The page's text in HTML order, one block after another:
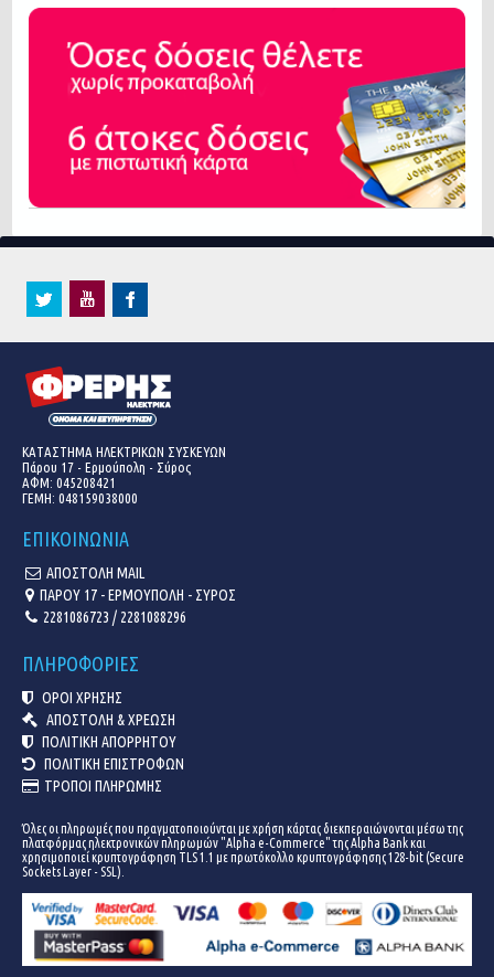
ΚΑΤΑΣΤΗΜΑ ΗΛΕΚΤΡΙΚΩΝ ΣΥΣΚΕΥΩΝ
Πάρου 17 - Ερμούπολη - Σύρος
ΑΦΜ: 045208421
ΓΕΜΗ: 048159038000
ΕΠΙΚΟΙΝΩΝΙΑ
ΑΠΟΣΤΟΛΗ MAIL
ΠΑΡΟΥ 17 - ΕΡΜΟΥΠΟΛΗ - ΣΥΡΟΣ
2281086723 / 2281088296
ΠΛΗΡΟΦΟΡΙΕΣ
ΟΡΟΙ ΧΡΗΣΗΣ
ΑΠΟΣΤΟΛΗ & ΧΡΕΩΣΗ
ΠΟΛΙΤΙΚΗ ΑΠΟΡΡΗΤΟΥ
ΠΟΛΙΤΙΚΗ ΕΠΙΣΤΡΟΦΩΝ
ΤΡΟΠΟΙ ΠΛΗΡΩΜΗΣ
Όλες οι πληρωμές που πραγματοποιούνται με χρήση κάρτας διεκπεραιώνονται μέσω της
πλατφόρμας ηλεκτρονικών πληρωμών "Alpha e-Commerce" της Alpha Bank και
χρησιμοποιεί κρυπτογράφηση TLS 1.1 με πρωτόκολλο κρυπτογράφησης 128-bit (Secure
Sockets Layer - SSL).